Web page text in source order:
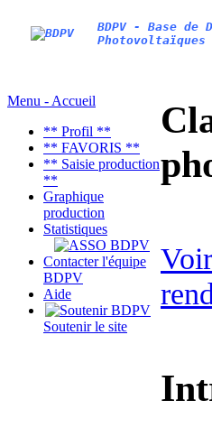
BDPV - Base de
Photovoltaïques
Menu - Accueil
** Profil **
** FAVORIS **
** Saisie production
**
Graphique
production
Statistiques
Contacter l'équipe
BDPV
Aide
Soutenir le site